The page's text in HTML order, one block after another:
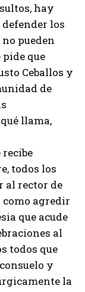
hay
los
pueden
que
Ceballos y
de
llama,
todos los
al rector de
como agredir
que acude
al
todos que
y
la